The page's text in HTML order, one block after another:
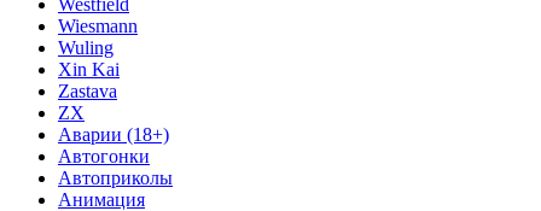
Westfield
Wiesmann
Wuling
Xin Kai
Zastava
ZX
Аварии (18+)
Автогонки
Автоприколы
Анимация